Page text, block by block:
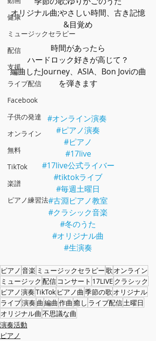
健康
ミュージックセラピー
配信
支援
ライブ配信
Facebook
子供の発達
オンライン
無料
TikTok
楽譜
ピアノ練習法
オリジナル曲;やさしい時間、古き記憶
&目覚め
時間があったら
ハードロック好きが高じて？
編曲したJourney、ASIA、Bon Joviの曲
を弾きます
#オンライン演奏
#ピアノ演奏
#ピアノ
#17live
#17live公式ライバー
#tiktokライブ
#毎週土曜日
#古淵ピアノ教室
#クラシック音楽
#冬のうた
#オリジナル曲
#生演奏
ピアノ 音楽 ミュージックセラピー歌 オンライン
ミュージック 配信 コンサート 17LIVE クラシック
ピアノ演奏TikTok ピアノ曲 季節の歌 オリジナル
ライブ演奏 曲 編曲 作曲 癒し ライブ配信土曜日
オリジナル曲 不思議な曲
演奏活動
ピアノ